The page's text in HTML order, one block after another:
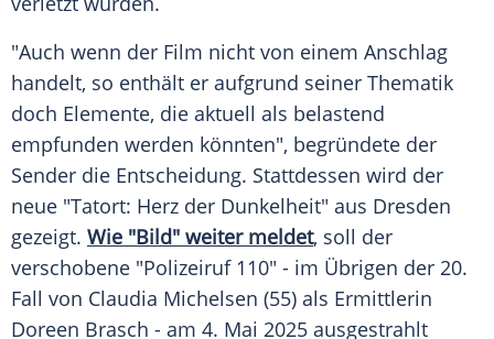
"Auch wenn der Film nicht von einem Anschlag
handelt, so enthält er aufgrund seiner Thematik
doch Elemente, die aktuell als belastend
empfunden werden könnten", begründete der
Sender die Entscheidung. Stattdessen wird der
neue "Tatort: Herz der Dunkelheit" aus Dresden
gezeigt. Wie "Bild" weiter meldet, soll der
verschobene "Polizeiruf 110" - im Übrigen der 20.
Fall von Claudia Michelsen (55) als Ermittlerin
Doreen Brasch - am 4. Mai 2025 ausgestrahlt